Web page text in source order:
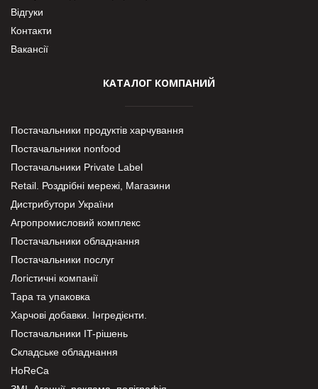
Відгуки
Контакти
Вакансії
КАТАЛОГ КОМПАНИЙ
Постачальники продуктів харчування
Постачальники nonfood
Постачальники Private Label
Retail. Роздрібні мережі, Магазини
Дистрибутори України
Агропромисловий комплекс
Постачальники обладнання
Постачальники послуг
Логістичні компанії
Тара та упаковка
Харчові добавки. Інгредієнти.
Постачальники IT-рішень
Складське обладнання
HoReCa